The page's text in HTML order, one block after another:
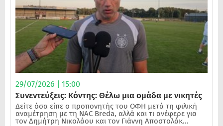
29/07/2026 | 15:00
Συνεντεύξεις: Κόντης: Θέλω μια ομάδα με νικητές
Δείτε όσα είπε ο προπονητής του ΟΦΗ μετά τη φιλική
αναμέτρηση με τη NAC Breda, αλλά και τι ανέφερε για
τον Δημήτρη Νικολάου και τον Γιάννη Αποστολάκ...